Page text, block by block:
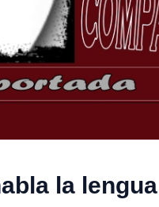
la lengua